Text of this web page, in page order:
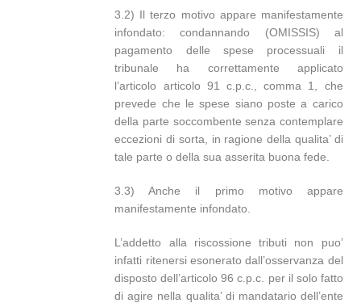
3.2) Il terzo motivo appare manifestamente
infondato: condannando (OMISSIS) al
pagamento delle spese processuali il
tribunale ha correttamente applicato
l’articolo articolo 91 c.p.c., comma 1, che
prevede che le spese siano poste a carico
della parte soccombente senza contemplare
eccezioni di sorta, in ragione della qualita’ di
tale parte o della sua asserita buona fede.
3.3) Anche il primo motivo appare
manifestamente infondato.
L’addetto alla riscossione tributi non puo’
infatti ritenersi esonerato dall’osservanza del
disposto dell’articolo 96 c.p.c. per il solo fatto
di agire nella qualita’ di mandatario dell’ente